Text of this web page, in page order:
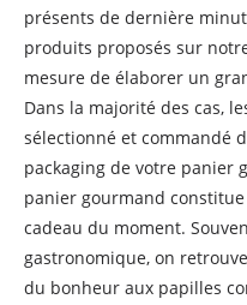
présents de dernière
produits proposés sur
mesure de élaborer un
Dans la majorité des cas,
sélectionné et commandé
packaging de votre panier
panier gourmand
cadeau du moment.
gastronomique, on
du bonheur aux papilles